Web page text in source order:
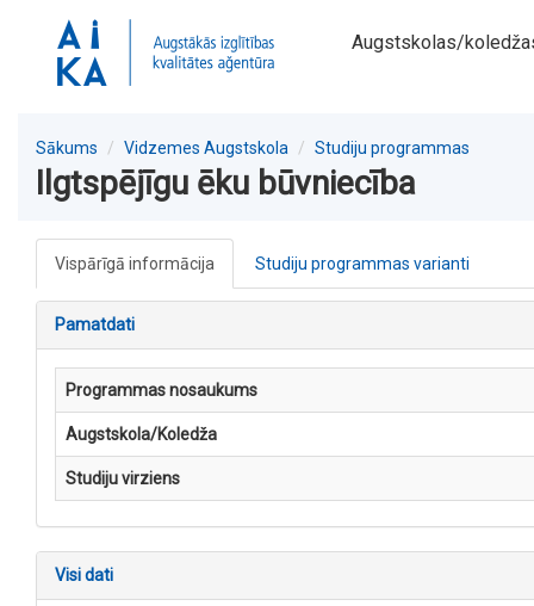
Augstskolas/
Sākums Vidzemes Augstskola Studiju programmas
Ilgtspējīgu ēku būvniecība
Vispārīgā informācija Studiju programmas varianti
Pamatdati
Programmas nosaukums
Augstskola/Koledža
Studiju virziens
Visi dati